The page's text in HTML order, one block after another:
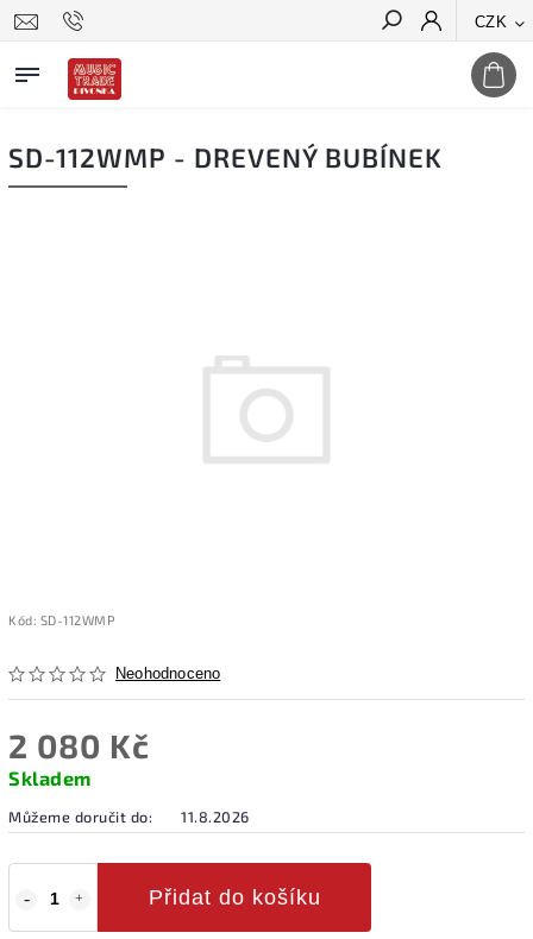
CZK
Hledat
SD-112WMP - DREVENÝ BUBÍNEK
Kód: SD-112WMP
Neohodnoceno
2 080 Kč
Skladem
Můžeme doručit do: 11.8.2026
Přidat do košíku